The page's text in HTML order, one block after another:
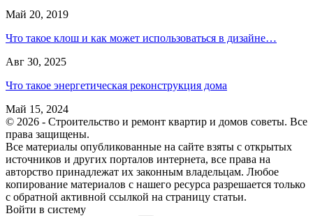
Май 20, 2019
Что такое клош и как может использоваться в дизайне…
Авг 30, 2025
Что такое энергетическая реконструкция дома
Май 15, 2024
© 2026 - Строительство и ремонт квартир и домов советы. Все
права защищены.
Все материалы опубликованные на сайте взяты с открытых
источников и других порталов интернета, все права на
авторство принадлежат их законным владельцам. Любое
копирование материалов с нашего ресурса разрешается только
с обратной активной ссылкой на страницу статьи.
Войти в систему